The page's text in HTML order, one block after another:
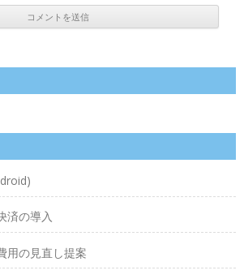
済の導入
用の見直し提案